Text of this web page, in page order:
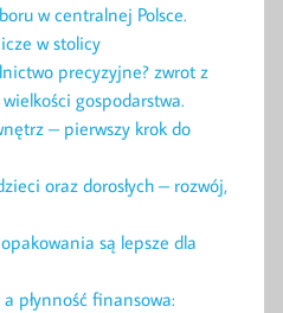
w centralnej Polsce.
w stolicy
precyzyjne? zwrot z
gospodarstwa.
– pierwszy krok do
oraz dorosłych – rozwój,
są lepsze dla
płynność finansowa: